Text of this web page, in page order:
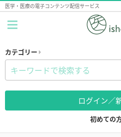
医学・医療の電子コンテンツ配信サービス
カテゴリー
ログイン／
初めての